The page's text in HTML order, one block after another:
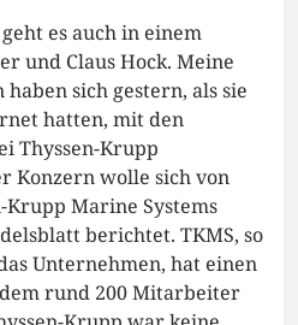
es auch in einem
und Claus Hock. Meine
sich gestern, als sie
hatten, mit den
Thyssen-Krupp
Konzern wolle sich von
Krupp Marine Systems
berichtet. TKMS, so
Unternehmen, hat einen
rund 200 Mitarbeiter